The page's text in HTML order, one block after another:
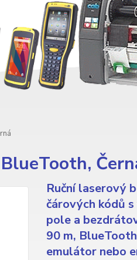
Ruční laserový
čárových kódů
pole a
90 m,
emulátor nebo